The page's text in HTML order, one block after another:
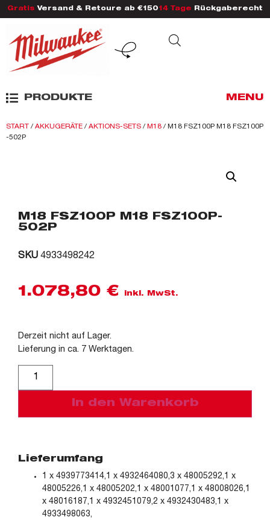
Gratis Versand & Retoure ab €150 14 Tage Rückgaberecht
PRODUKTE MENU
START / AKKUGERÄTE / AKTIONS-SETS / M18 / M18 FSZ100P M18 FSZ100P
-502P
M18 FSZ100P M18 FSZ100P-
502P
SKU 4933498242
1.078,80 € inkl. MwSt.
Derzeit nicht auf Lager.
Lieferung in ca. 7 Werktagen.
In den Warenkorb
Lieferumfang
1 x 4939773414,1 x 4932464080,3 x 48005292,1 x
48005226,1 x 48005202,1 x 48001077,1 x 48008026,1
x 48016187,1 x 4932451079,2 x 4932430483,1 x
4933498063,